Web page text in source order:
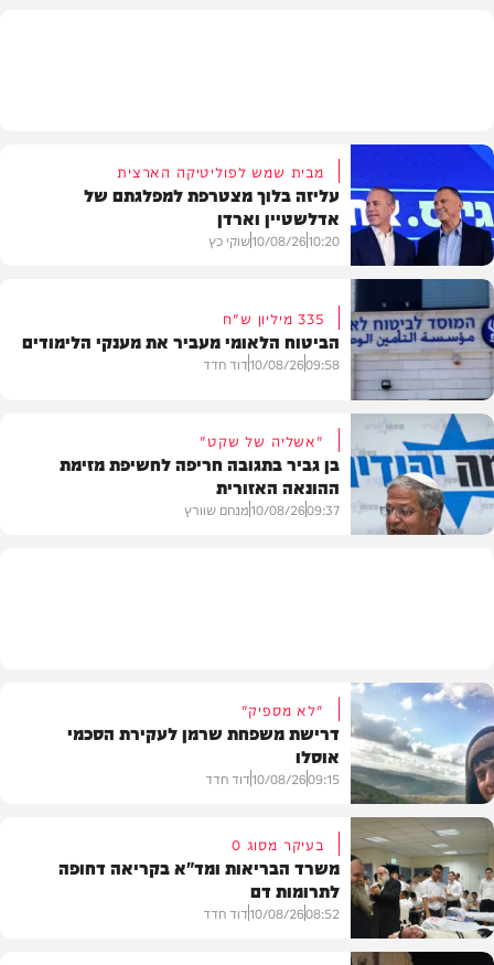
חדשות
מבית שמש לפוליטיקה הארצית
עליזה בלוך מצטרפת למפלגתם של
אדלשטיין וארדן
10:20
10/08/26שוקי כץ
חדשות
335 מיליון ש"ח
הביטוח הלאומי מעביר את מענקי הלימודים
09:58
10/08/26דוד חדד
"אשליה של שקט"
בן גביר בתגובה חריפה לחשיפת מזימת
ההונאה האזורית
09:37
10/08/26מנחם שוורץ
חדשות
"לא מספיק"
דרישת משפחת שרמן לעקירת הסכמי
אוסלו
09:15
10/08/26דוד חדד
בעיקר מסוג O
משרד הבריאות ומד"א בקריאה דחופה
לתרומות דם
08:52
10/08/26דוד חדד